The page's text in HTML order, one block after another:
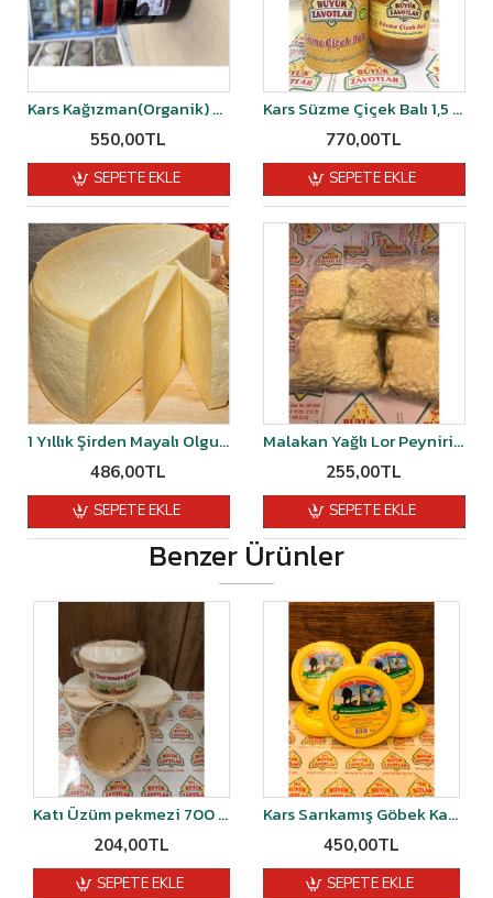
Kars Kağızman(Organik) Köy Dut pekmezi 1.400gr-1.450gr arası kg
550,00TL
SEPETE EKLE
Kars Süzme Çiçek Balı 1,5 kg
770,00TL
SEPETE EKLE
1 Yıllık Şirden Mayalı Olgunlaştırılmış Malakan Kaşar Peyniri 1 kg vakumlu
486,00TL
SEPETE EKLE
Malakan Yağlı Lor Peyniri 500 gr
255,00TL
SEPETE EKLE
Benzer Ürünler
Katı Üzüm pekmezi 700 gr
204,00TL
SEPETE EKLE
Kars Sarıkamış Göbek Kaşarı Şirden Mayalı 1 kg
450,00TL
SEPETE EKLE